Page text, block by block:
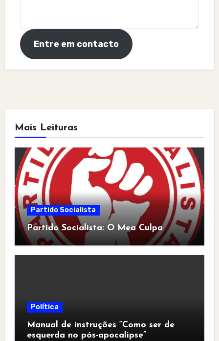
Entre em contacto
Mais Leituras
Partido Socialista
Partido Socialista: O Mea Culpa
Política
Manual de instruções “Como ser de
esquerda no pós-apocalipse”